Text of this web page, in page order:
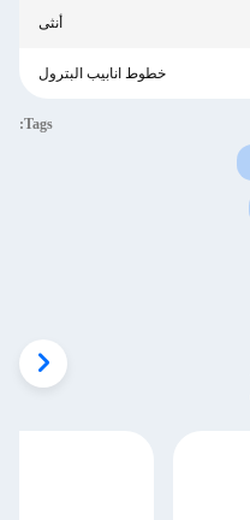
أنثى
خطوط انابيب البترول
Tags: